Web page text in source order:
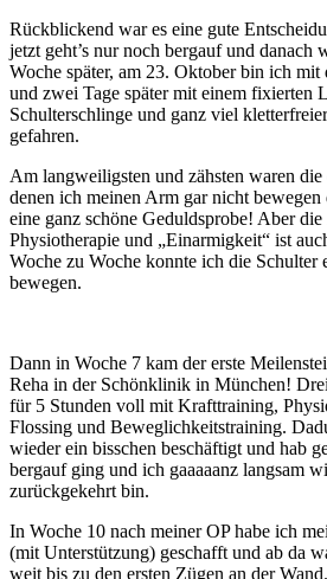
Rückblickend war es eine gute
jetzt geht’s nur noch bergauf und danach
Woche später, am 23. Oktober bin ich
und zwei Tage später mit einem fixierten
Schulterschlinge und ganz viel
gefahren.
Am langweiligsten und zähsten waren
denen ich meinen Arm gar nicht
eine ganz schöne Geduldsprobe! Aber
Physiotherapie und „Einarmigkeit“ ist
Woche zu Woche konnte ich die Schulter
bewegen.
Dann in Woche 7 kam der erste
Reha in der Schönklinik in München!
für 5 Stunden voll mit Krafttraining,
Flossing und Beweglichkeitstraining.
wieder ein bisschen beschäftigt und hab
bergauf ging und ich gaaaaanz langsam
zurückgekehrt bin.
In Woche 10 nach meiner OP habe ich
(mit Unterstützung) geschafft und ab da
weit bis zu den ersten Zügen an der